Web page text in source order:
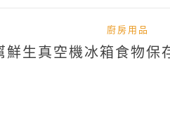
廚房用品
鮮生真空機冰箱食物保